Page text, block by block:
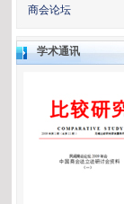
商会论坛
学术通讯